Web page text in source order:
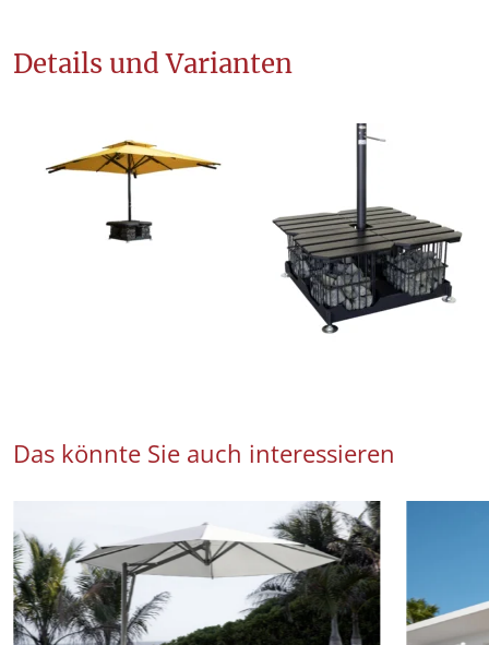
Details und Varianten
Das könnte Sie auch interessieren